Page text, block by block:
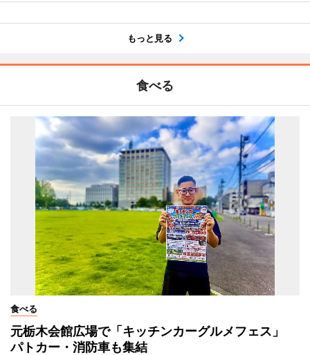
もっと見る
食べる
食べる
元栃木会館広場で「キッチンカーグルメフェス」
パトカー・消防車も集結